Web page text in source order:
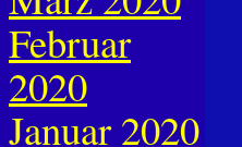
Februar
2020
Januar 2020